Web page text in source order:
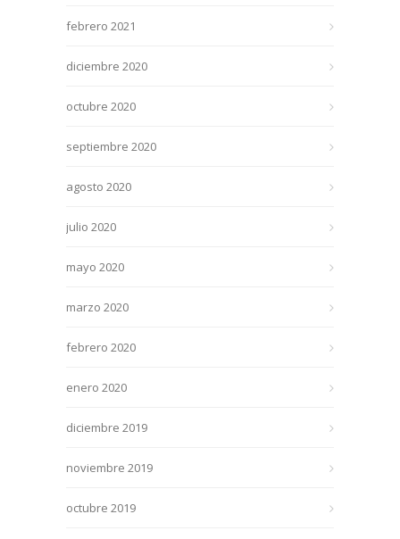
febrero 2021
diciembre 2020
octubre 2020
septiembre 2020
agosto 2020
julio 2020
mayo 2020
marzo 2020
febrero 2020
enero 2020
diciembre 2019
noviembre 2019
octubre 2019